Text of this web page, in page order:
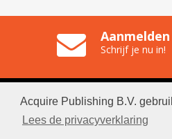
Acquire Publishing B.V.
Lees de privacyverklaring
Schrijf je nu in!